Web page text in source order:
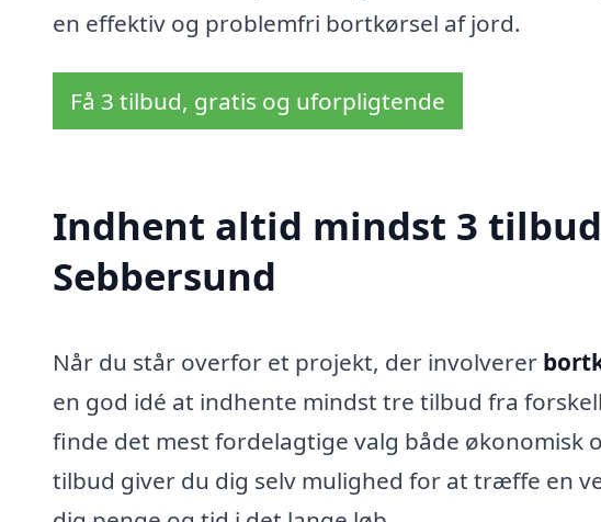
en effektiv og problemfri bortkørsel af jord.
Få 3 tilbud, gratis og uforpligtende
Indhent altid mindst 3
Sebbersund
Når du står overfor et projekt, der involverer
en god idé at indhente mindst tre tilbud fra
finde det mest fordelagtige valg både økonomisk
tilbud giver du dig selv mulighed for at træffe en